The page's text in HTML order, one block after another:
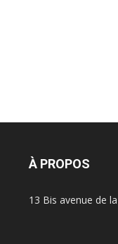
À PROPOS
13 Bis avenue de